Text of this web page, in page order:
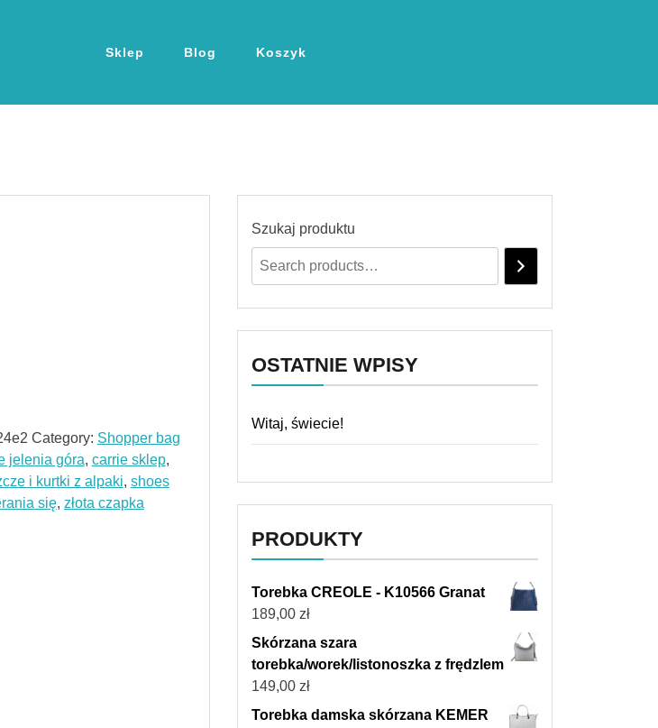
Sklep Blog Koszyk
Category: Shopper bag
jelenia góra, carrie sklep,
i kurtki z alpaki, shoes
się, złota czapka
Szukaj produktu
OSTATNIE WPISY
Witaj, świecie!
PRODUKTY
Torebka CREOLE - K10566 Granat
189,00 zł
Skórzana szara
torebka/worek/listonoszka z frędzlem
149,00 zł
Torebka damska skórzana KEMER